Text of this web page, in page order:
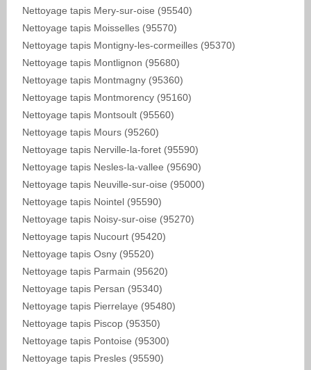
Nettoyage tapis Mery-sur-oise (95540)
Nettoyage tapis Moisselles (95570)
Nettoyage tapis Montigny-les-cormeilles (95370)
Nettoyage tapis Montlignon (95680)
Nettoyage tapis Montmagny (95360)
Nettoyage tapis Montmorency (95160)
Nettoyage tapis Montsoult (95560)
Nettoyage tapis Mours (95260)
Nettoyage tapis Nerville-la-foret (95590)
Nettoyage tapis Nesles-la-vallee (95690)
Nettoyage tapis Neuville-sur-oise (95000)
Nettoyage tapis Nointel (95590)
Nettoyage tapis Noisy-sur-oise (95270)
Nettoyage tapis Nucourt (95420)
Nettoyage tapis Osny (95520)
Nettoyage tapis Parmain (95620)
Nettoyage tapis Persan (95340)
Nettoyage tapis Pierrelaye (95480)
Nettoyage tapis Piscop (95350)
Nettoyage tapis Pontoise (95300)
Nettoyage tapis Presles (95590)